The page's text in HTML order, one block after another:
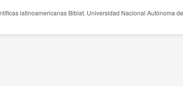
latinoamericanas Biblat. Universidad Nacional Autónoma